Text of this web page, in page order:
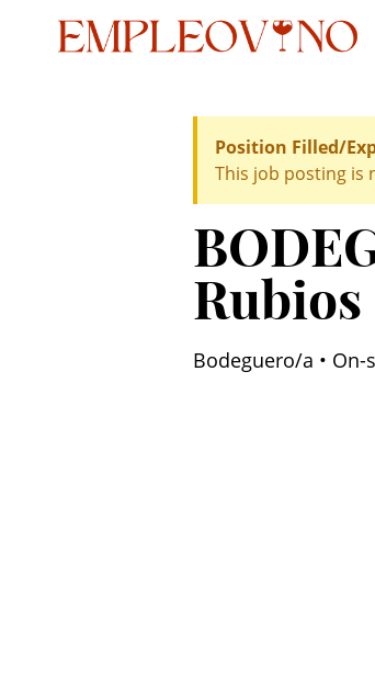
Position Filled/
This job posting is
Rubios
Bodeguero/a • On-